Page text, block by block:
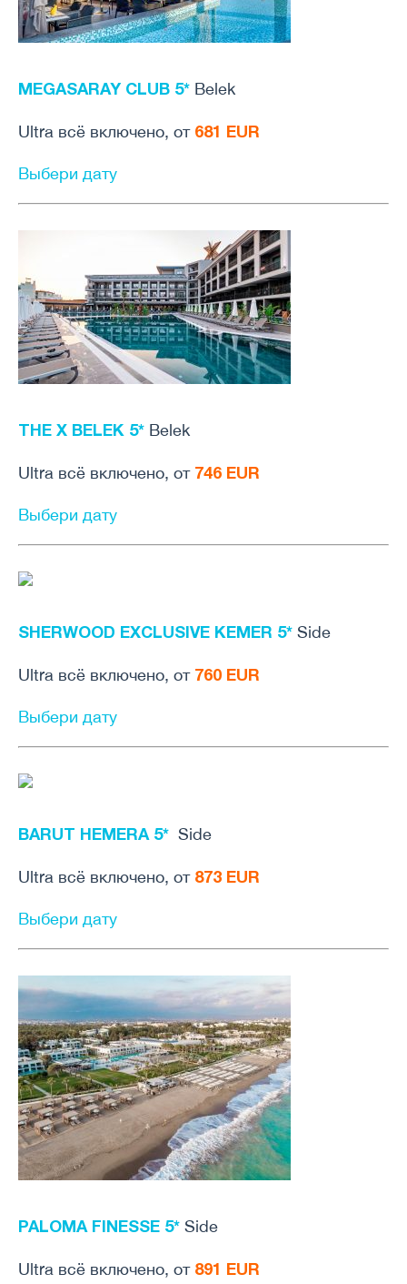
MEGASARAY CLUB 5* Belek
Ultra всё включено, от 681 EUR
Выбери дату
THE X BELEK 5* Belek
Ultra всё включено, от 746 EUR
Выбери дату
SHERWOOD EXCLUSIVE KEMER 5* Side
Ultra всё включено, от 760 EUR
Выбери дату
BARUT HEMERA 5* Side
Ultra всё включено, от 873 EUR
Выбери дату
PALOMA FINESSE 5* Side
Ultra всё включено, от891 EUR